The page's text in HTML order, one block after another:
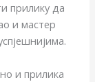
прилику да
и мастер
и прилика